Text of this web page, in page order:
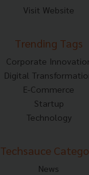
Visit Website
Trending Tags
Corporate
Digital
E-Commerce
Startup
Technology
Techsauce
News